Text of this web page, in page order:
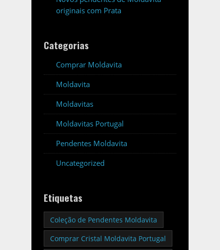
originais com Prata
Categorias
Comprar Moldavita
Moldavita
Moldavitas
Moldavitas Portugal
Pendentes Moldavita
Uncategorized
Etiquetas
Coleção de Pendentes Moldavita
Comprar Cristal Moldavita Portugal